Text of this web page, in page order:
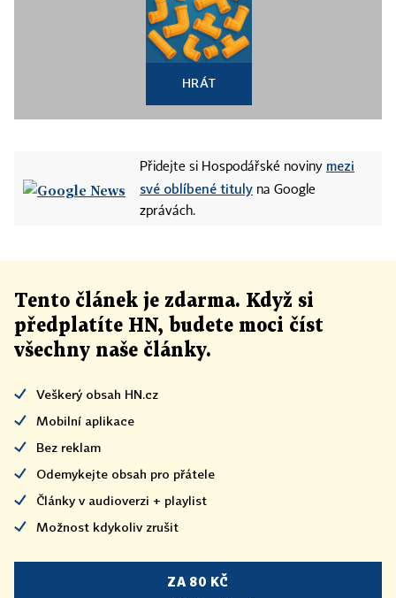
HRÁT
Přidejte si Hospodářské noviny mezi
své oblíbené tituly na Google
zprávách.
Tento článek je zdarma. Když si
předplatíte HN, budete moci číst
všechny naše články.
Veškerý obsah HN.cz
Mobilní aplikace
Bez reklam
Odemykejte obsah pro přátele
Články v audioverzi + playlist
Možnost kdykoliv zrušit
ZA 80 KČ